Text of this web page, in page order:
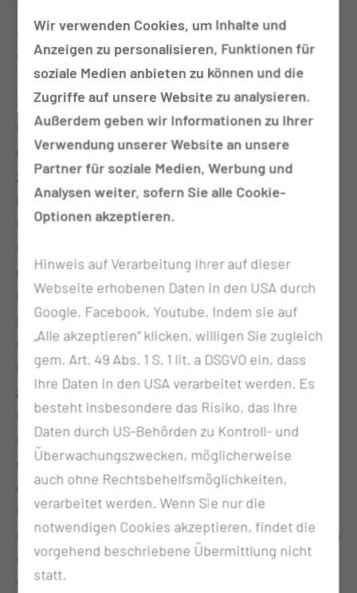
Themen zur Neuausrichtung der
Gesundheitsversorgung und findet nun schon zum
vierten Mal statt.
Es ist uns eine große Freude, auch Sie in Cottbus
willkommen zu heißen. Unter dem diesjährigen
Motto „Einfach reden?! – Kommunikation im
Gesundheitswesen“ möchten wir uns einem
zentralen Thema widmen, das auch unser
berufliches Handeln täglich prägt.
Mit unterschiedlichen Blickwinkeln wird
Kommunikation betrachtet – sie ist weit mehr als
nur der Austausch von Informationen! Sie ist auch
Grundlage für Vertrauen, für Teamarbeit und für die
persönliche Beziehung zu unseren Patientinnen
und Patienten. Gleichzeitig stehen wir vor der
Herausforderung, unsere Worte in einem
zunehmend komplexeren Gesundheitswesen mit
Bedacht und Wirkung einzusetzen.
Der Kongress bietet die Gelegenheit, gemeinsam
neue Perspektiven der Kommunikation zu
entdecken, Erfahrungen auszutauschen und
innovative Ansätze zu diskutieren. Wir sind
überzeugt, dass die Beiträge unserer Referentinnen
und Referenten nicht nur inspirieren, sondern auch
wertvolle Impulse für die Praxis liefern werden.
Wir verwenden Cookies, um Inhalte und
Anzeigen zu personalisieren, Funktionen für
soziale Medien anbieten zu können und die
Zugriffe auf unsere Website zu analysieren.
Außerdem geben wir Informationen zu Ihrer
Verwendung unserer Website an unsere
Partner für soziale Medien, Werbung und
Analysen weiter, sofern Sie alle Cookie-
Optionen akzeptieren.
Hinweis auf Verarbeitung Ihrer auf dieser
Webseite erhobenen Daten in den USA durch
Google, Facebook, Youtube. Indem sie auf
„Alle akzeptieren“ klicken, willigen Sie zugleich
gem. Art. 49 Abs. 1 S. 1 lit. a DSGVO ein, dass
Ihre Daten in den USA verarbeitet werden. Es
besteht insbesondere das Risiko, das Ihre
Daten durch US-Behörden zu Kontroll- und
Überwachungszwecken, möglicherweise
auch ohne Rechtsbehelfsmöglichkeiten,
verarbeitet werden. Wenn Sie nur die
notwendigen Cookies akzeptieren, findet die
vorgehend beschriebene Übermittlung nicht
statt.